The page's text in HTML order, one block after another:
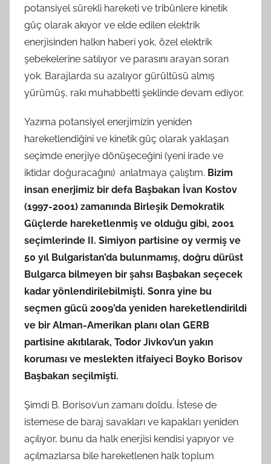
potansiyel sürekli hareketi ve tribünlere kinetik
güç olarak akıyor ve elde edilen elektrik
enerjisinden halkın haberi yok, özel elektrik
şebekelerine satılıyor ve parasını arayan soran
yok. Barajlarda su azalıyor gürültüsü almış
yürümüş, rakı muhabbetti şeklinde devam ediyor.
Yazıma potansiyel enerjimizin yeniden
hareketlendiğini ve kinetik güç olarak yaklaşan
seçimde enerjiye dönüşeceğini (yeni irade ve
iktidar doğuracağını) anlatmaya çalıştım. Bizim
insan enerjimiz bir defa Başbakan İvan Kostov
(1997-2001) zamanında Birleşik Demokratik
Güçlerde hareketlenmiş ve olduğu gibi, 2001
seçimlerinde II. Simiyon partisine oy vermiş ve
50 yıl Bulgaristan’da bulunmamış, doğru dürüst
Bulgarca bilmeyen bir şahsı Başbakan seçecek
kadar yönlendirilebilmişti. Sonra yine bu
seçmen gücü 2009’da yeniden hareketlendirildi
ve bir Alman-Amerikan planı olan GERB
partisine akıtılarak, Todor Jivkov’un yakın
koruması ve meslekten itfaiyeci Boyko Borisov
Başbakan seçilmişti.
Şimdi B. Borisov’un zamanı doldu. İstese de
istemese de baraj savakları ve kapakları yeniden
açılıyor, bunu da halk enerjisi kendisi yapıyor ve
açılmazlarsa bile hareketlenen halk toplum